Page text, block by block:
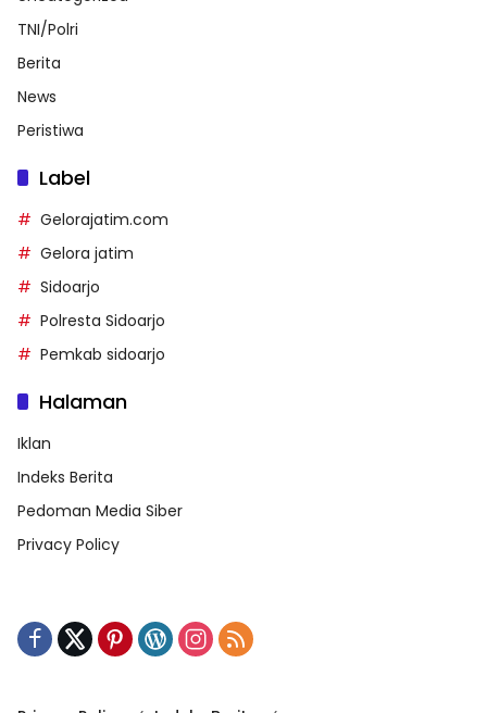
TNI/Polri
Berita
News
Peristiwa
Label
Gelorajatim.com
Gelora jatim
Sidoarjo
Polresta Sidoarjo
Pemkab sidoarjo
Halaman
Iklan
Indeks Berita
Pedoman Media Siber
Privacy Policy